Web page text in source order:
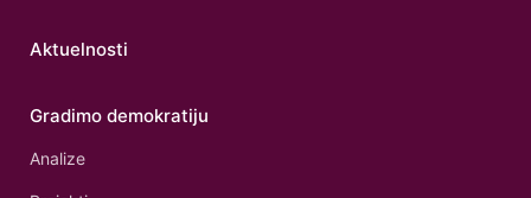
Aktuelnosti
Gradimo demokratiju
Analize